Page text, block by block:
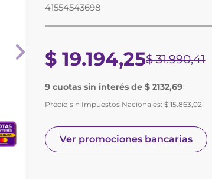
41554543698
$ 19.194,25$ 31.990,41
9 cuotas sin interés de $ 2132,69
Precio sin Impuestos Nacionales:$ 15.863,02
Ver promociones bancarias